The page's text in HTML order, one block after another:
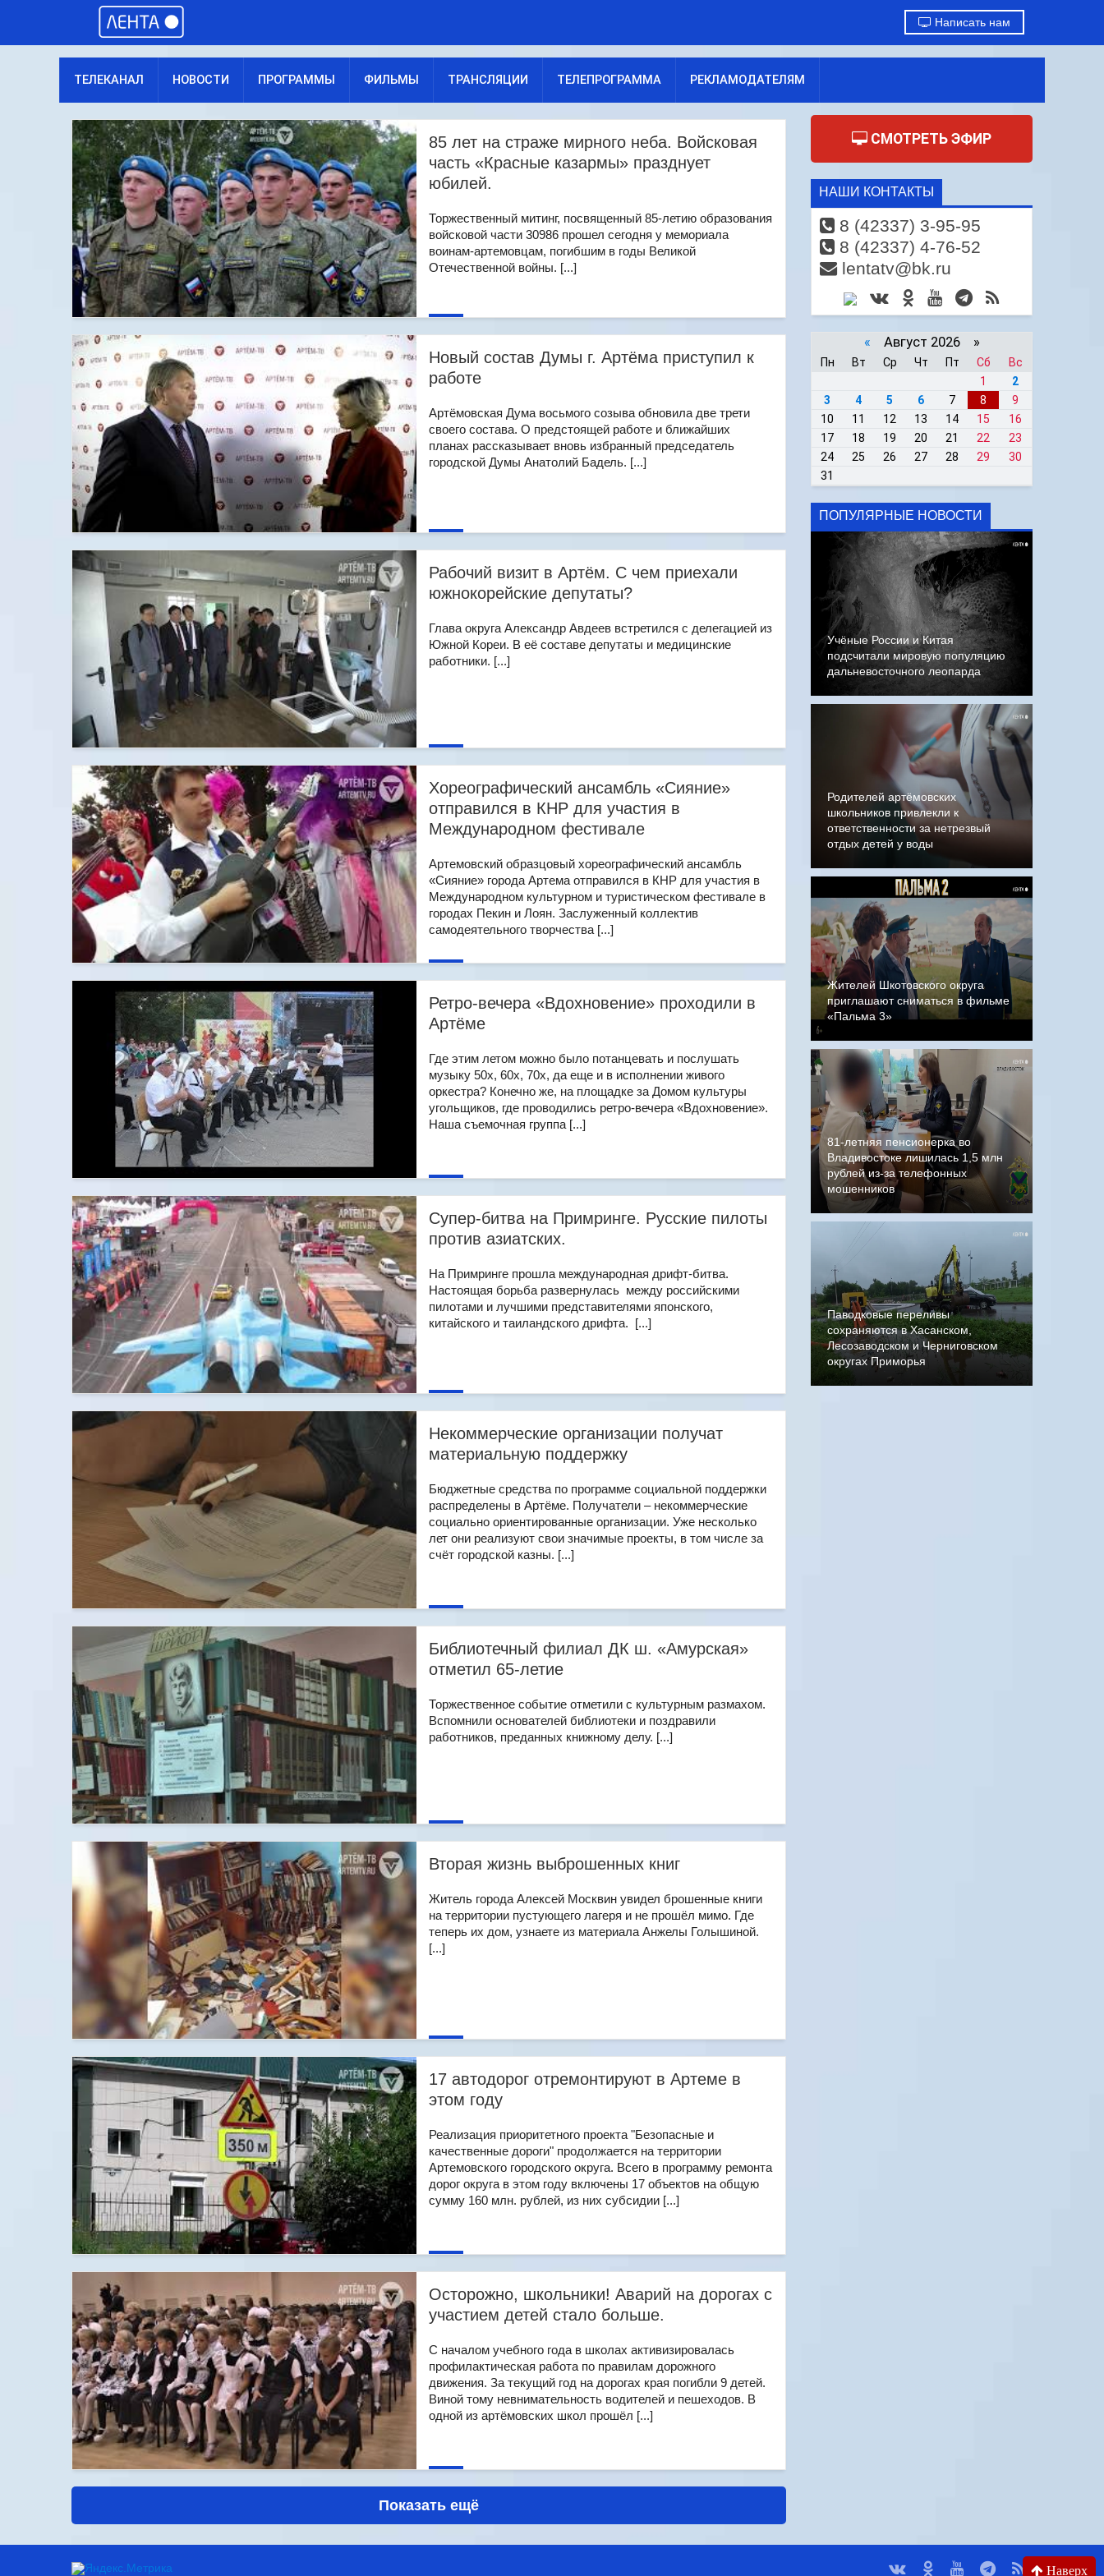
Написать нам
ТЕЛЕКАНАЛ НОВОСТИ ПРОГРАММЫ ФИЛЬМЫ ТРАНСЛЯЦИИ ТЕЛЕПРОГРАММА РЕКЛАМОДАТЕЛЯМ
85 лет на страже мирного неба. Войсковая
часть «Красные казармы» празднует
юбилей.
Торжественный митинг, посвященный 85-летию образования
войсковой части 30986 прошел сегодня у мемориала
воинам-артемовцам, погибшим в годы Великой
Отечественной войны. [...]
Новый состав Думы г. Артёма приступил к
работе
Артёмовская Дума восьмого созыва обновила две трети
своего состава. О предстоящей работе и ближайших
планах рассказывает вновь избранный председатель
городской Думы Анатолий Бадель. [...]
Рабочий визит в Артём. С чем приехали
южнокорейские депутаты?
Глава округа Александр Авдеев встретился с делегацией из
Южной Кореи. В её составе депутаты и медицинские
работники. [...]
Хореографический ансамбль «Сияние»
отправился в КНР для участия в
Международном фестивале
Артемовский образцовый хореографический ансамбль
«Сияние» города Артема отправился в КНР для участия в
Международном культурном и туристическом фестивале в
городах Пекин и Лоян. Заслуженный коллектив
самодеятельного творчества [...]
Ретро-вечера «Вдохновение» проходили в
Артёме
Где этим летом можно было потанцевать и послушать
музыку 50х, 60х, 70х, да еще и в исполнении живого
оркестра? Конечно же, на площадке за Домом культуры
угольщиков, где проводились ретро-вечера «Вдохновение».
Наша съемочная группа [...]
Cупер-битва на Примринге. Русские пилоты
против азиатских.
На Примринге прошла международная дрифт-битва.
Настоящая борьба развернулась между российскими
пилотами и лучшими представителями японского,
китайского и таиландского дрифта. [...]
Некоммерческие организации получат
материальную поддержку
Бюджетные средства по программе социальной поддержки
распределены в Артёме. Получатели – некоммерческие
социально ориентированные организации. Уже несколько
лет они реализуют свои значимые проекты, в том числе за
счёт городской казны. [...]
Библиотечный филиал ДК ш. «Амурская»
отметил 65-летие
Торжественное событие отметили с культурным размахом.
Вспомнили основателей библиотеки и поздравили
работников, преданных книжному делу. [...]
Вторая жизнь выброшенных книг
Житель города Алексей Москвин увидел брошенные книги
на территории пустующего лагеря и не прошёл мимо. Где
теперь их дом, узнаете из материала Анжелы Голышиной.
[...]
17 автодорог отремонтируют в Артеме в
этом году
Реализация приоритетного проекта "Безопасные и
качественные дороги" продолжается на территории
Артемовского городского округа. Всего в программу ремонта
дорог округа в этом году включены 17 объектов на общую
сумму 160 млн. рублей, из них субсидии [...]
Осторожно, школьники! Аварий на дорогах с
участием детей стало больше.
С началом учебного года в школах активизировалась
профилактическая работа по правилам дорожного
движения. За текущий год на дорогах края погибли 9 детей.
Виной тому невнимательность водителей и пешеходов. В
одной из артёмовских школ прошёл [...]
Показать ещё
СМОТРЕТЬ ЭФИР
НАШИ КОНТАКТЫ
8 (42337) 3-95-95
8 (42337) 4-76-52
lentatv@bk.ru
« Август 2026 »
Пн Вт Ср Чт Пт Сб
Вс
1
2
3
4 5 6 7 8
9
10
11 12 13 14 15
16
17
18 19 20 21 22
23
24
25 26 27 28 29
30
31
ПОПУЛЯРНЫЕ НОВОСТИ
Учёные России и Китая
подсчитали мировую популяцию
дальневосточного леопарда
Родителей артёмовских
школьников привлекли к
ответственности за нетрезвый
отдых детей у воды
Жителей Шкотовского округа
приглашают сниматься в фильме
«Пальма 3»
81-летняя пенсионерка во
Владивостоке лишилась 1,5 млн
рублей из-за телефонных
мошенников
Паводковые переливы
сохраняются в Хасанском,
Лесозаводском и Черниговском
округах Приморья
Наверх